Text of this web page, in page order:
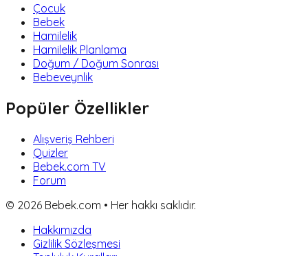
Çocuk
Bebek
Hamilelik
Hamilelik Planlama
Doğum / Doğum Sonrası
Bebeveynlik
Popüler Özellikler
Alışveriş Rehberi
Quizler
Bebek.com TV
Forum
© 2026 Bebek.com • Her hakkı saklıdır.
Hakkımızda
Gizlilik Sözleşmesi